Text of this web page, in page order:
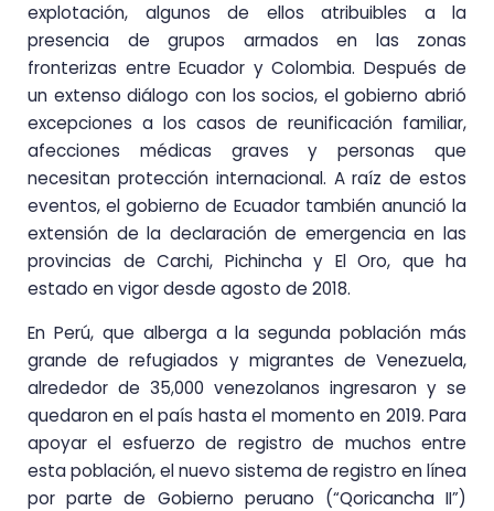
explotación, algunos de ellos atribuibles a la
presencia de grupos armados en las zonas
fronterizas entre Ecuador y Colombia. Después de
un extenso diálogo con los socios, el gobierno abrió
excepciones a los casos de reunificación familiar,
afecciones médicas graves y personas que
necesitan protección internacional. A raíz de estos
eventos, el gobierno de Ecuador también anunció la
extensión de la declaración de emergencia en las
provincias de Carchi, Pichincha y El Oro, que ha
estado en vigor desde agosto de 2018.
En Perú, que alberga a la segunda población más
grande de refugiados y migrantes de Venezuela,
alrededor de 35,000 venezolanos ingresaron y se
quedaron en el país hasta el momento en 2019. Para
apoyar el esfuerzo de registro de muchos entre
esta población, el nuevo sistema de registro en línea
por parte de Gobierno peruano (“Qoricancha II”)